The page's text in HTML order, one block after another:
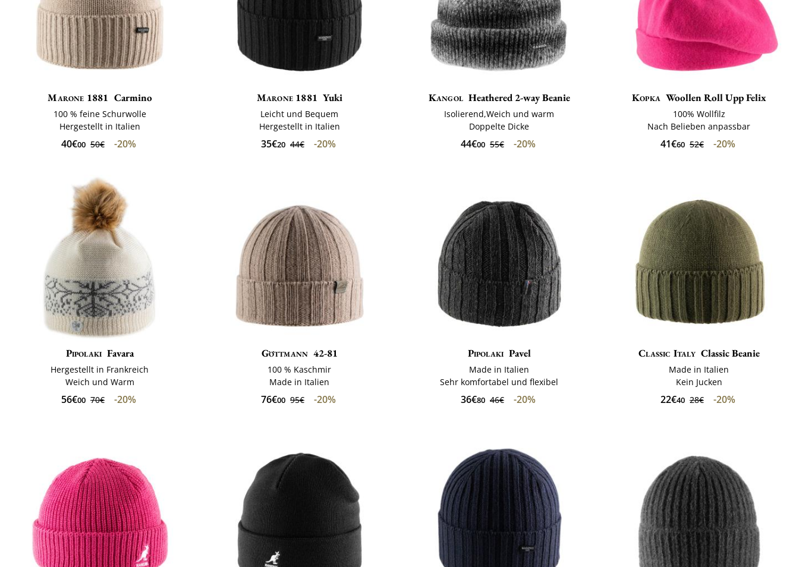
Marone 1881 Carmino
100 % feine Schurwolle
Hergestellt in Italien
40€00 50€ -20%
Marone 1881 Yuki
Leicht und Bequem
Hergestellt in Italien
35€20 44€ -20%
Kangol Heathered 2-way Beanie
Isolierend,Weich und warm
Doppelte Dicke
44€00 55€ -20%
Kopka Woollen Roll Upp Felix
100% Wollfilz
Nach Belieben anpassbar
41€60 52€ -20%
Pipolaki Favara
Hergestellt in Frankreich
Weich und Warm
56€00 70€ -20%
Göttmann 42-81
100 % Kaschmir
Made in Italien
76€00 95€ -20%
Pipolaki Pavel
Made in Italien
Sehr komfortabel und flexibel
36€80 46€ -20%
Classic Italy Classic Beanie
Made in Italien
Kein Jucken
22€40 28€ -20%